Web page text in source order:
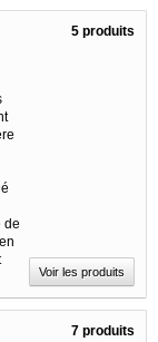
de
5 produits
Voir les produits
7 produits